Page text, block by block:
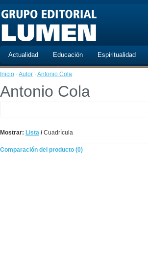
Actualidad Educación Espiritualidad
Inicio · Autor · Antonio Cola
Antonio Cola
Mostrar: Lista /Cuadrícula
Comparación del producto (0)